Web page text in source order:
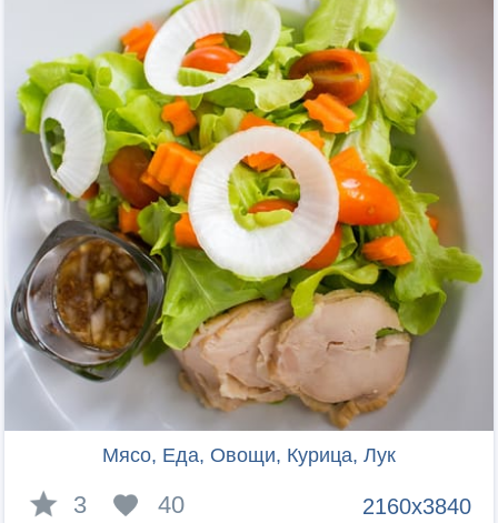
Мясо, Еда, Овощи, Курица, Лук
2160x3840
3 40